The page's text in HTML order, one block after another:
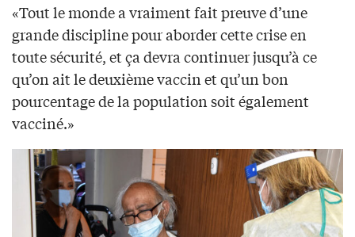
«Tout le monde a vraiment fait preuve d’une
grande discipline pour aborder cette crise en
toute sécurité, et ça devra continuer jusqu’à ce
qu’on ait le deuxième vaccin et qu’un bon
pourcentage de la population soit également
vacciné.»